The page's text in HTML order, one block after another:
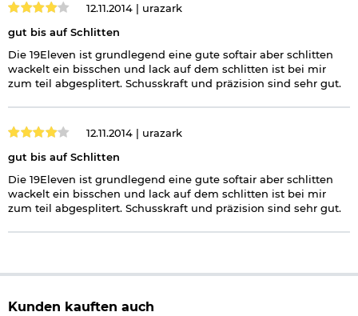
12.11.2014 | urazark
gut bis auf Schlitten
Die 19Eleven ist grundlegend eine gute softair aber schlitten
wackelt ein bisschen und lack auf dem schlitten ist bei mir
zum teil abgesplitert. Schusskraft und präzision sind sehr gut.
12.11.2014 | urazark
gut bis auf Schlitten
Die 19Eleven ist grundlegend eine gute softair aber schlitten
wackelt ein bisschen und lack auf dem schlitten ist bei mir
zum teil abgesplitert. Schusskraft und präzision sind sehr gut.
Kunden kauften auch